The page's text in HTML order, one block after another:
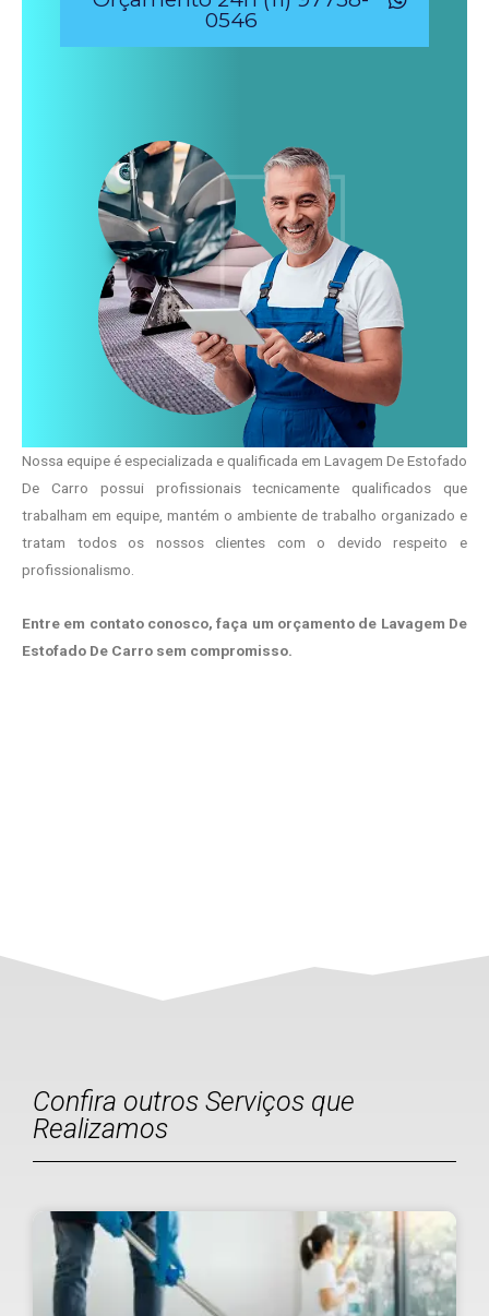
0546
Nossa equipe é especializada e qualificada em Lavagem De Estofado
De Carro possui profissionais tecnicamente qualificados que
trabalham em equipe, mantém o ambiente de trabalho organizado e
tratam todos os nossos clientes com o devido respeito e
profissionalismo.
Entre em contato conosco, faça um orçamento de Lavagem De
Estofado De Carro sem compromisso.
Confira outros Serviços que
Realizamos